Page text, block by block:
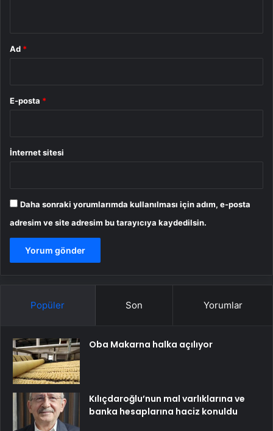
Ad *
E-posta *
İnternet sitesi
Daha sonraki yorumlarımda kullanılması için adım, e-posta
adresim ve site adresim bu tarayıcıya kaydedilsin.
Popüler Son Yorumlar
Oba Makarna halka açılıyor
Kılıçdaroğlu’nun mal varlıklarına ve
banka hesaplarına haciz konuldu